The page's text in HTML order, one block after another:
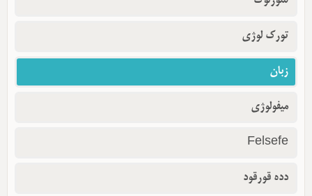
تورک لوژی
زبان
میفولوژی
Felsefe
دده قورقود